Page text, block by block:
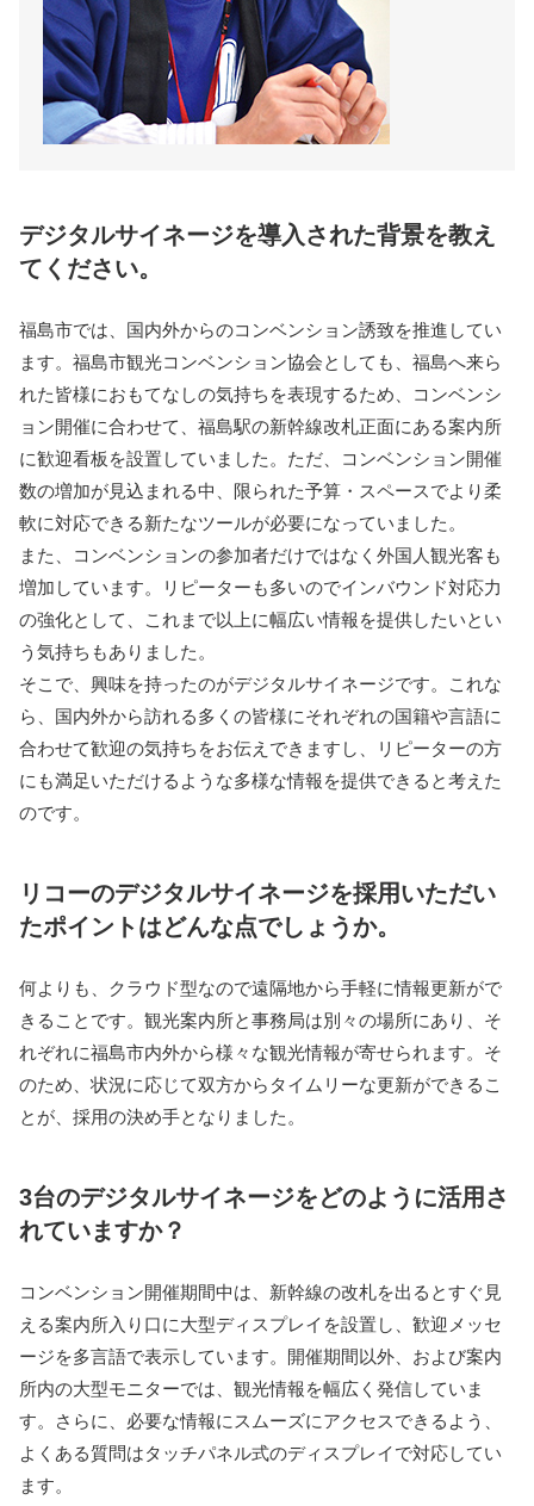
デジタルサイネージを導入された背景を教え
てください。
福島市では、国内外からのコンベンション誘致を推進してい
ます。福島市観光コンベンション協会としても、福島へ来ら
れた皆様におもてなしの気持ちを表現するため、コンベンシ
ョン開催に合わせて、福島駅の新幹線改札正面にある案内所
に歓迎看板を設置していました。ただ、コンベンション開催
数の増加が見込まれる中、限られた予算・スペースでより柔
軟に対応できる新たなツールが必要になっていました。
また、コンベンションの参加者だけではなく外国人観光客も
増加しています。リピーターも多いのでインバウンド対応力
の強化として、これまで以上に幅広い情報を提供したいとい
う気持ちもありました。
そこで、興味を持ったのがデジタルサイネージです。これな
ら、国内外から訪れる多くの皆様にそれぞれの国籍や言語に
合わせて歓迎の気持ちをお伝えできますし、リピーターの方
にも満足いただけるような多様な情報を提供できると考えた
のです。
リコーのデジタルサイネージを採用いただい
たポイントはどんな点でしょうか。
何よりも、クラウド型なので遠隔地から手軽に情報更新がで
きることです。観光案内所と事務局は別々の場所にあり、そ
れぞれに福島市内外から様々な観光情報が寄せられます。そ
のため、状況に応じて双方からタイムリーな更新ができるこ
とが、採用の決め手となりました。
3台のデジタルサイネージをどのように活用さ
れていますか？
コンベンション開催期間中は、新幹線の改札を出るとすぐ見
える案内所入り口に大型ディスプレイを設置し、歓迎メッセ
ージを多言語で表示しています。開催期間以外、および案内
所内の大型モニターでは、観光情報を幅広く発信していま
す。さらに、必要な情報にスムーズにアクセスできるよう、
よくある質問はタッチパネル式のディスプレイで対応してい
ます。